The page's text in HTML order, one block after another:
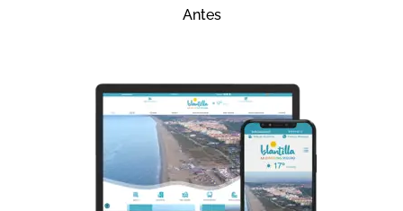
Antes